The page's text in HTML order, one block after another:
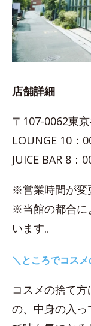
店舗詳細
〒107-0062東
LOUNGE 10：
JUICE BAR 8：
※営業時間が変
※当館の都合に
います。
＼ところでコス
コスメの捨て
の、中身の入